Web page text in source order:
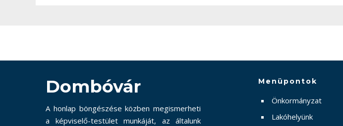
Dombóvár
A honlap böngészése közben megismerheti
a képviselő-testület munkáját, az általunk
Menüpontok
Önkormányzat
Lakóhelyünk